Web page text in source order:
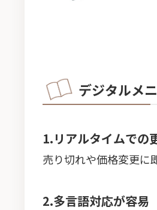
デジタルメ
1.リアルタイムでの
売り切れや価格変更に
2.多言語対応が容易